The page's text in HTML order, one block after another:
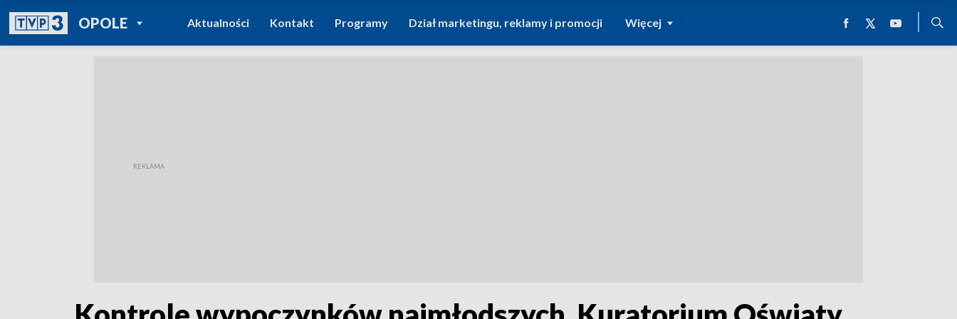
OPOLEPOWRÓT DO
TVP REGIONY
Aktualności Kontakt Programy Dział marketingu, reklamy i promocji Więcej